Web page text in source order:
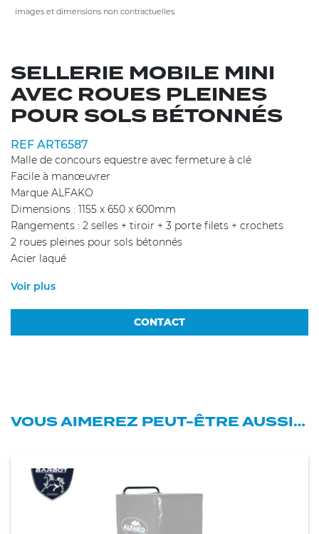
images et dimensions non contractuelles
SELLERIE MOBILE MINI
AVEC ROUES PLEINES
POUR SOLS BÉTONNÉS
REF ART6587
Malle de concours equestre avec fermeture à clé
Facile à manœuvrer
Marque ALFAKO
Dimensions : 1155 x 650 x 600mm
Rangements : 2 selles + tiroir + 3 porte filets + crochets
2 roues pleines pour sols bétonnés
Acier laqué
Voir plus
CONTACT
VOUS AIMEREZ PEUT-ÊTRE AUSSI…